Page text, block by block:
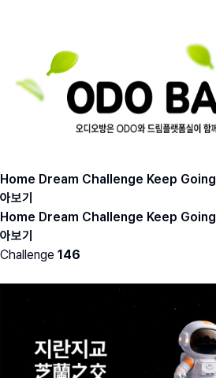
Home Dream Challenge Keep Going
아보기
Home Dream Challenge Keep Going
아보기
Challenge 146